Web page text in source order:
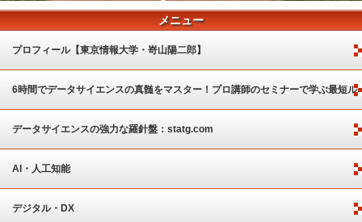
メニュー
プロフィール【東京情報大学・嵜山陽二郎】
6時間でデータサイエンスの真髄をマスター！プロ講師のセミナーで学ぶ最短ル
ート
データサイエンスの強力な羅針盤：statg.com
AI・人工知能
デジタル・DX